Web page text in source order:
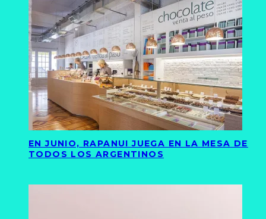
EN JUNIO, RAPANUI JUEGA EN LA MESA DE
TODOS LOS ARGENTINOS